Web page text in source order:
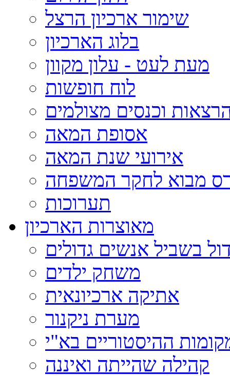
שימור ארכיון הרצל
בלוג הארכיון
מעת לעט - עלון מקוון
לוח חופשות
וכנסים מצולמים
אסופת המאה
אירועי שנת המאה
מבוא לחקר המשפחה
תערוכות
מאוצרות הארכיון
בשביל אנשים גדולים
משחק ילדים
אתיקה ארכיונאית
מערת ניקנור
ההיסטוריים בא"י
קהילה שהייתה ואיננה